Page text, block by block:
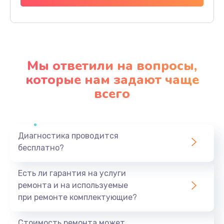
Заказать
Замена уплотнительных элементов
Чистка и настройка кофемолки
Заказать
2200 руб.
Мы ответили на вопросы,
которые нам задают чаще
всего
Диагностика проводится
бесплатно?
Есть ли гарантия на услуги
ремонта и на используемые
при ремонте комплектующие?